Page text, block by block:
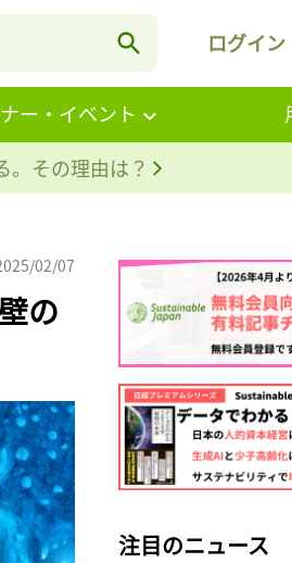
ログイン
ー・イベント
その理由は？
02/07
の
注目のニュース